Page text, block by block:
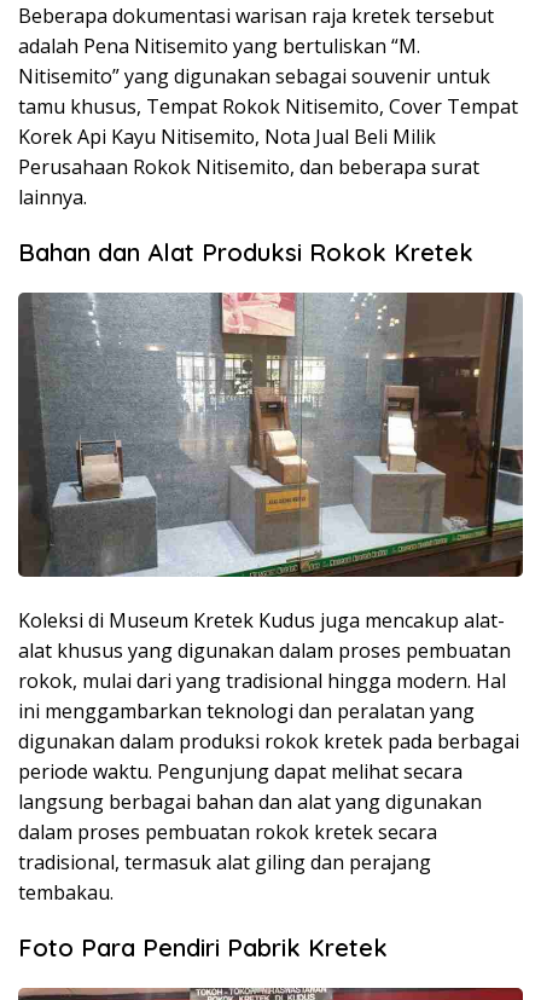
Beberapa dokumentasi warisan raja kretek tersebut
adalah Pena Nitisemito yang bertuliskan “M.
Nitisemito” yang digunakan sebagai souvenir untuk
tamu khusus, Tempat Rokok Nitisemito, Cover Tempat
Korek Api Kayu Nitisemito, Nota Jual Beli Milik
Perusahaan Rokok Nitisemito, dan beberapa surat
lainnya.
Bahan dan Alat Produksi Rokok Kretek
Koleksi di Museum Kretek Kudus juga mencakup alat-
alat khusus yang digunakan dalam proses pembuatan
rokok, mulai dari yang tradisional hingga modern. Hal
ini menggambarkan teknologi dan peralatan yang
digunakan dalam produksi rokok kretek pada berbagai
periode waktu. Pengunjung dapat melihat secara
langsung berbagai bahan dan alat yang digunakan
dalam proses pembuatan rokok kretek secara
tradisional, termasuk alat giling dan perajang
tembakau.
Foto Para Pendiri Pabrik Kretek